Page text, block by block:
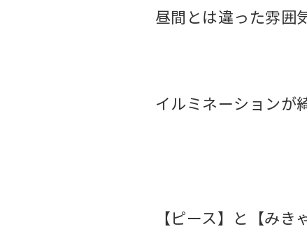
昼間とは違った雰囲
イルミネーションが
【ピース】と【み